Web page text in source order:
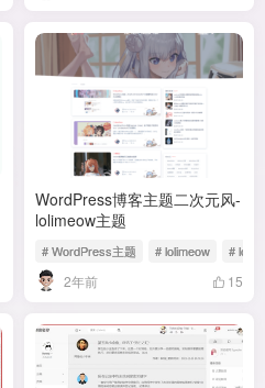
WordPress博客主题二次元风-
lolimeow主题
# WordPress主题 # lolimeow #
2年前 15